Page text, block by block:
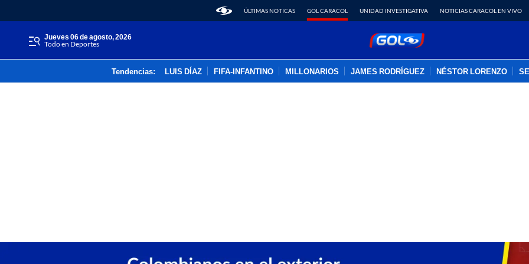
ÚLTIMAS NOTICAS GOL CARACOL UNIDAD INVESTIGATIVA NOTICIAS CARACOL EN VIVO
jueves 06 de agosto, 2026
Todo en Deportes
Tendencias: LUIS DÍAZ FIFA-INFANTINO MILLONARIOS JAMES RODRÍGUEZ NÉSTOR LORENZO